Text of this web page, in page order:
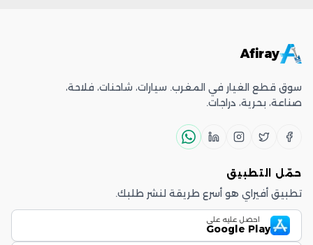
Afiray
سوق قطع الغيار في المغرب. سيارات، شاحنات، فلاحة،
صناعة، بحرية، دراجات.
حمّل التطبيق
تطبيق أفيراي هو أسرع طريقة لنشر طلبك.
احصل عليه على
Google Play